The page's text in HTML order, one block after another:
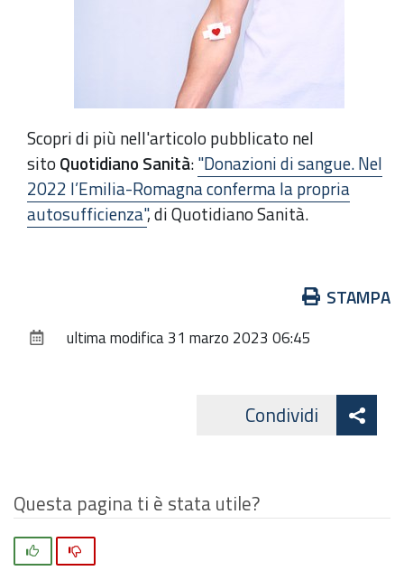
Scopri di più nell'articolo pubblicato nel
sitoQuotidiano Sanità:"Donazioni di sangue. Nel
2022 l’Emilia-Romagna conferma la propria
autosufficienza", di Quotidiano Sanità.
documento
STAMPA
ultima modifica31 marzo 2023 06:45
Condividi
Questa pagina ti è stata utile?